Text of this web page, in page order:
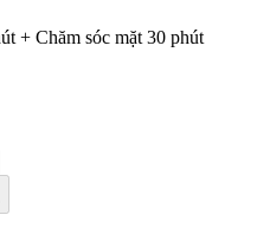
+ Chăm sóc mặt 30 phút